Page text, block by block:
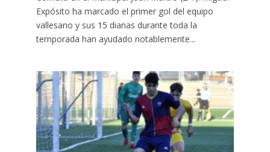
Expósito ha marcado el primer gol del equipo
vallesano y sus 15 dianas durante toda la
temporada han ayudado notablemente...